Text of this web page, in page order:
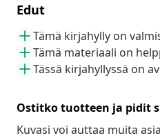
Edut
Tämä kirjahylly on
Tämä materiaali on
Tässä kirjahyllyssä on
Ostitko tuotteen ja pidit
Kuvasi voi auttaa muita